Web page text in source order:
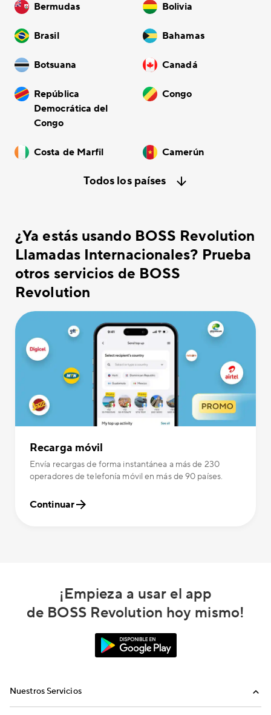
Bermudas Bolivia
Brasil Bahamas
Botsuana Canadá
República
Democrática del
Congo
Congo
Costa de Marfil Camerún
Todos los países
¿Ya estás usando BOSS Revolution
Llamadas Internacionales? Prueba
otros servicios de BOSS
Revolution
Recarga móvil
Envía recargas de forma instantánea a más de 230
operadores de telefonía móvil en más de 90 países.
Continuar
¡Empieza a usar el app
de BOSS Revolution hoy mismo!
Nuestros Servicios